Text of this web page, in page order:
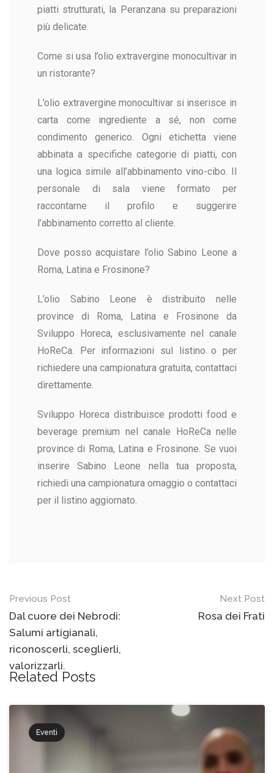
piatti strutturati, la Peranzana su preparazioni
più delicate.
Come si usa l’olio extravergine monocultivar in
un ristorante?
L’olio extravergine monocultivar si inserisce in
carta come ingrediente a sé, non come
condimento generico. Ogni etichetta viene
abbinata a specifiche categorie di piatti, con
una logica simile all’abbinamento vino-cibo. Il
personale di sala viene formato per
raccontarne il profilo e suggerire
l’abbinamento corretto al cliente.
Dove posso acquistare l’olio Sabino Leone a
Roma, Latina e Frosinone?
L’olio Sabino Leone è distribuito nelle
province di Roma, Latina e Frosinone da
Sviluppo Horeca, esclusivamente nel canale
HoReCa. Per informazioni sul listino o per
richiedere una campionatura gratuita, contattaci
direttamente.
Sviluppo Horeca distribuisce prodotti food e
beverage premium nel canale HoReCa nelle
province di Roma, Latina e Frosinone. Se vuoi
inserire Sabino Leone nella tua proposta,
richiedi una campionatura omaggio o contattaci
per il listino aggiornato.
Previous Post
Dal cuore dei Nebrodi:
Salumi artigianali,
riconoscerli, sceglierli,
valorizzarli.
Next Post
Rosa dei Frati
Related Posts
Eventi